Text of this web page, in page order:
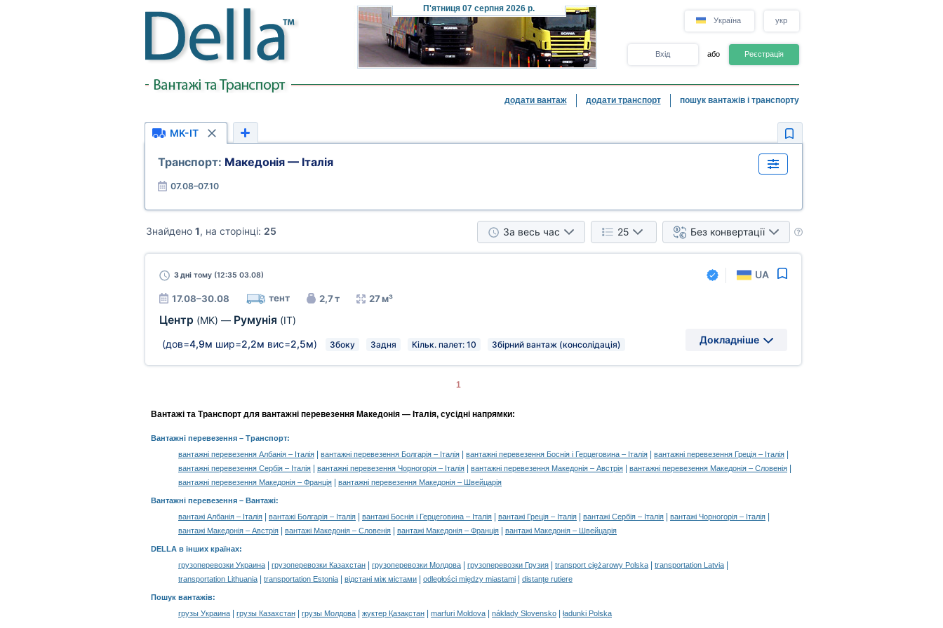
П'ятниця07 серпня 2026 р.
Україна укр
Вхід або Реєстрація
додати вантаж додати транспорт пошук вантажів і транспорту
MK-IT
Транспорт: Македонія — Італія
07.08–07.10
Знайдено 1, на сторінці: 25 За весь час 25 Без конвертації
3 днітому (12:35 03.08) UA
17.08–30.08 тент 2,7 т 27 м³
Центр (MK) — Румунія (IT)
(дов=4,9м шир=2,2м вис=2,5м) Збоку Задня Кільк. палет: 10 Збірний вантаж (консолідація) Докладніше
1
Вантажі та Транспорт для вантажні перевезення Македонія — Італія, сусідні напрямки:
Вантажні перевезення – Транспорт:
вантажні перевезення Албанія – Італія
вантажні перевезення Болгарія – Італія вантажні перевезення Боснія і Герцеговина – Італія вантажні перевезення Греція – Італія
вантажні перевезення Сербія – Італія вантажні перевезення Чорногорія – Італія вантажні перевезення Македонія – Австрія вантажні перевезення Македонія – Словенія
вантажні перевезення Македонія – Франція вантажні перевезення Македонія – Швейцарія
Вантажні перевезення – Вантажі:
вантажі Албанія – Італія
вантажі Болгарія – Італія вантажі Боснія і Герцеговина – Італія вантажі Греція – Італія вантажі Сербія – Італія вантажі Чорногорія – Італія
вантажі Македонія – Австрія вантажі Македонія – Словенія вантажі Македонія – Франція вантажі Македонія – Швейцарія
DELLA в інших країнах:
грузоперевозки Украина
грузоперевозки Казахстан грузоперевозки Молдова грузоперевозки Грузия transport ciężarowy Polska transportation Latvia
transportation Lithuania transportation Estonia відстані між містами odległości między miastami distanţe rutiere
Пошук вантажів:
грузы Украина
грузы Казахстан грузы Молдова жүктер Қазақстан marfuri Moldova náklady Slovensko ładunki Polska